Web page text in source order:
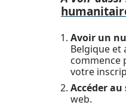
Avoir un
Belgique et
commence
votre
Accéder au
web.